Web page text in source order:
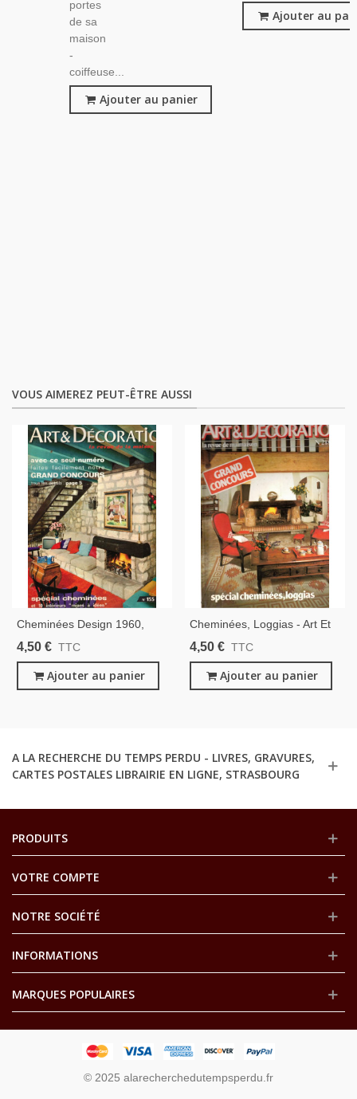
portes
de sa
maison
-
coiffeuse...
Ajouter au panier
Ajouter au
VOUS AIMEREZ PEUT-ÊTRE AUSSI
Cheminées Design 1960,
Cheminées Rustiques,
Les-Allues, Eze - Art Et
Décoration, N°155 Jan 1971
4,50 € TTC
Ajouter au panier
Cheminées, Loggias - Art Et
Décoration, Revue De La
4,50 € TTC
Ajouter au panier
A LA RECHERCHE DU TEMPS PERDU - LIVRES, GRAVURES,
CARTES POSTALES LIBRAIRIE EN LIGNE, STRASBOURG
PRODUITS
VOTRE COMPTE
NOTRE SOCIÉTÉ
INFORMATIONS
MARQUES POPULAIRES
© 2025 alarecherchedutempsperdu.fr